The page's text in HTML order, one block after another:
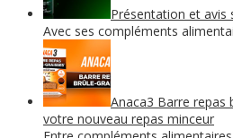
Présentation et avis
Avec ses compléments
Anaca3 Barre repas
votre nouveau repas minceur